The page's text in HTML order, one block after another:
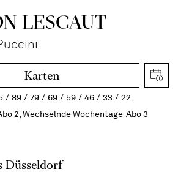
LESCAUT
Karten
89 79 69 59 46 33
22
2, Wechselnde Wochentage-Abo 3
Düsseldorf